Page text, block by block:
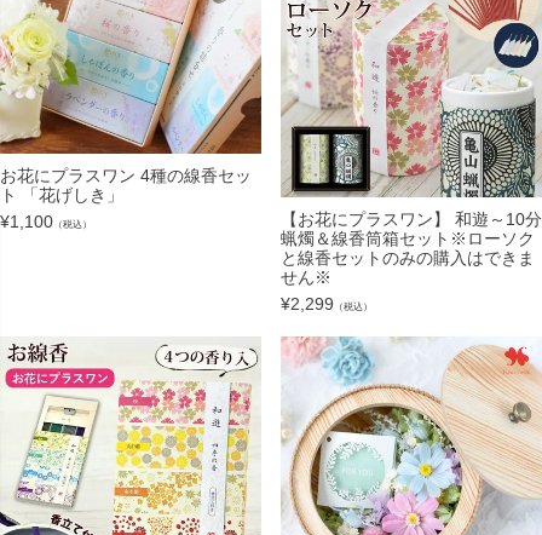
お花にプラスワン 4種の線香セッ
ト 「花げしき」
¥1,100 （税込）
【お花にプラスワン】 和遊～10分
蝋燭＆線香筒箱セット※ローソク
と線香セットのみの購入はできま
せん※
¥2,299 （税込）